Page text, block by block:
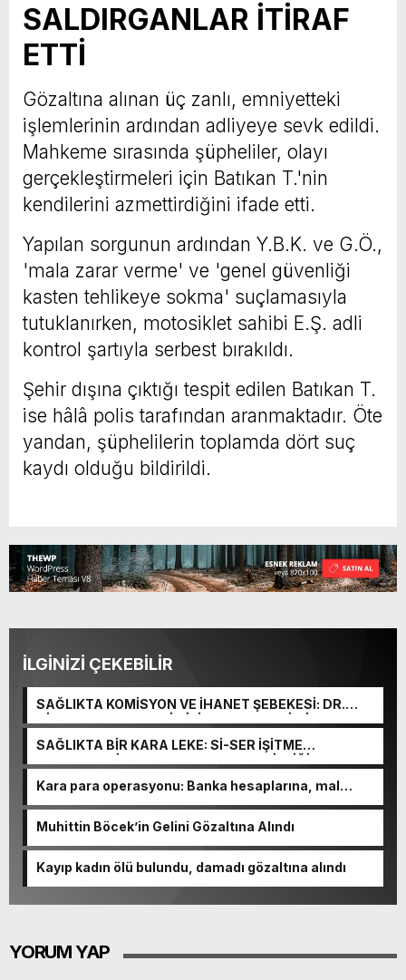
SALDIRGANLAR İTİRAF
ETTİ
Gözaltına alınan üç zanlı, emniyetteki
işlemlerinin ardından adliyeye sevk edildi.
Mahkeme sırasında şüpheliler, olayı
gerçekleştirmeleri için Batıkan T.'nin
kendilerini azmettirdiğini ifade etti.
Yapılan sorgunun ardından Y.B.K. ve G.Ö.,
'mala zarar verme' ve 'genel güvenliği
kasten tehlikeye sokma' suçlamasıyla
tutuklanırken, motosiklet sahibi E.Ş. adli
kontrol şartıyla serbest bırakıldı.
Şehir dışına çıktığı tespit edilen Batıkan T.
ise hâlâ polis tarafından aranmaktadır. Öte
yandan, şüphelilerin toplamda dört suç
kaydı olduğu bildirildi.
İLGİNİZİ ÇEKEBİLİR
SAĞLIKTA KOMİSYON VE İHANET ŞEBEKESİ: DR.
NİHAT URUÇ VE SEMİH İŞİTME MERKEZİ’NİN SGK
VURGUNU!
SAĞLIKTA BİR KARA LEKE: Sİ-SER İŞİTME
MERKEZLERİ VE MODERN UMUT TACİRLİĞİ
Kara para operasyonu: Banka hesaplarına, mal
Muhittin Böcek’in Gelini Gözaltına Alındı
Kayıp kadın ölü bulundu, damadı gözaltına alındı
YORUM YAP